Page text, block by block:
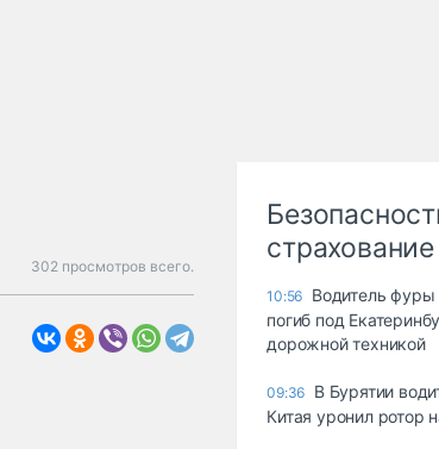
302 просмотров всего.
страхование
10:56 Водитель фуры
погиб под
дорожной техникой
09:36 В Бурятии
Китая уронил ротор